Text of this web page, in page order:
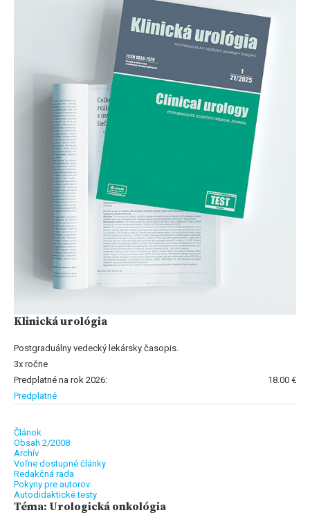
Klinická urológia
Postgraduálny vedecký lekársky časopis.
3x ročne
Predplatné na rok 2026:
18.00 €
Predplatné
Článok
Obsah 2/2008
Archív
Voľne dostupné články
Redakčná rada
Pokyny pre autorov
Autodidaktické testy
Téma: Urologická onkológia